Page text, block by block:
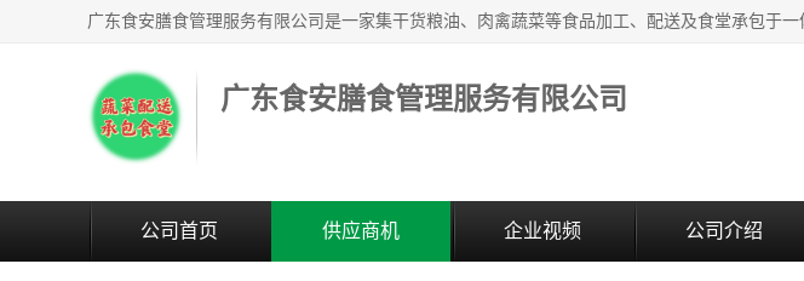
广东食安膳食管理服务有限公司
公司首页 供应商机 企业视频 公司介绍